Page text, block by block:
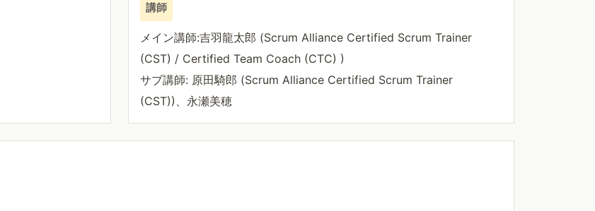
講師
メイン講師:吉羽龍太郎 (Scrum Alliance Certified Scrum Trainer
(CST) / Certified Team Coach (CTC) )
サブ講師: 原田騎郎 (Scrum Alliance Certified Scrum Trainer
(CST))、永瀬美穂